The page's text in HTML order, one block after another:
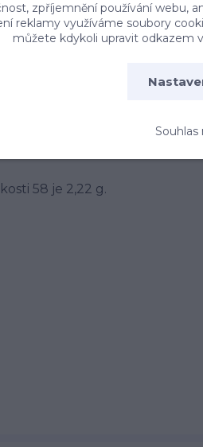
0
o průměru 8 mm.
58 je 2,22 g.
zpříjemnění používání webu,
reklamy využíváme soubory
můžete kdykoli upravit odkazem